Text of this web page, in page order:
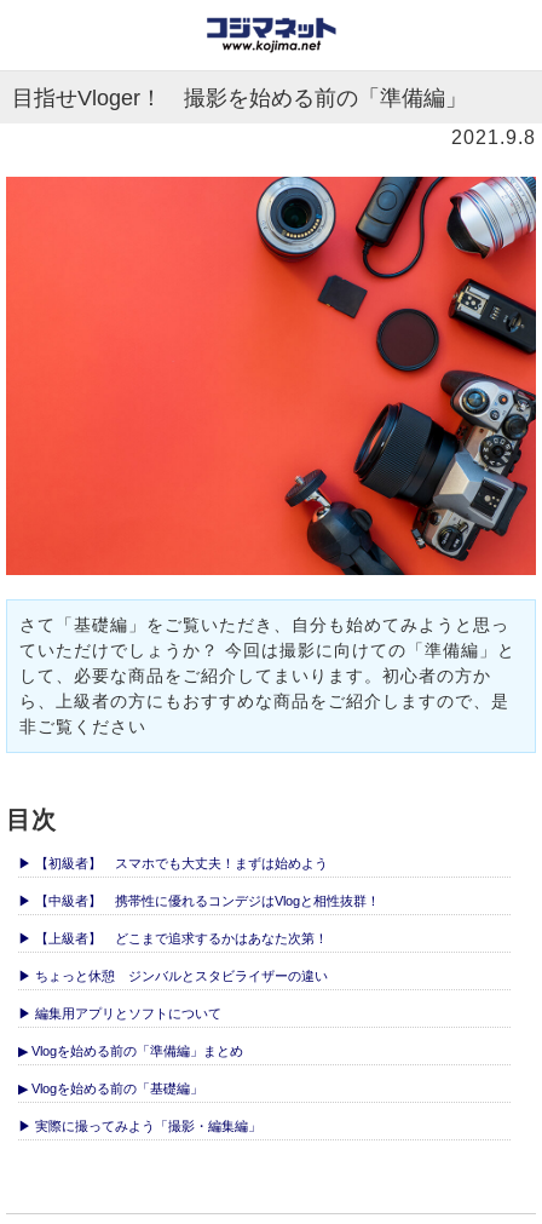
目指せVloger！ 撮影を始める前の「準備編」
2021.9.8
さて「基礎編」をご覧いただき、自分も始めてみようと思っ
ていただけでしょうか？ 今回は撮影に向けての「準備編」と
して、必要な商品をご紹介してまいります。初心者の方か
ら、上級者の方にもおすすめな商品をご紹介しますので、是
非ご覧ください
目次
▶ 【初級者】 スマホでも大丈夫！まずは始めよう
▶ 【中級者】 携帯性に優れるコンデジはVlogと相性抜群！
▶ 【上級者】 どこまで追求するかはあなた次第！
▶ ちょっと休憩 ジンバルとスタビライザーの違い
▶ 編集用アプリとソフトについて
▶ Vlogを始める前の「準備編」まとめ
▶ Vlogを始める前の「基礎編」
▶ 実際に撮ってみよう「撮影・編集編」